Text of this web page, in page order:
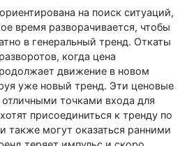
на поиск ситуаций,
время разворачивается, чтобы
в генеральный тренд. Откаты
когда цена
движение в новом
уже новый тренд. Эти ценовые
точками входа для
присоединиться к тренду по
также могут оказаться ранними